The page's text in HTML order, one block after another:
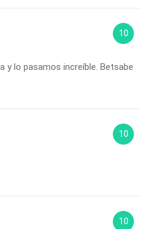
10
y lo pasamos increíble. Betsabe
10
10